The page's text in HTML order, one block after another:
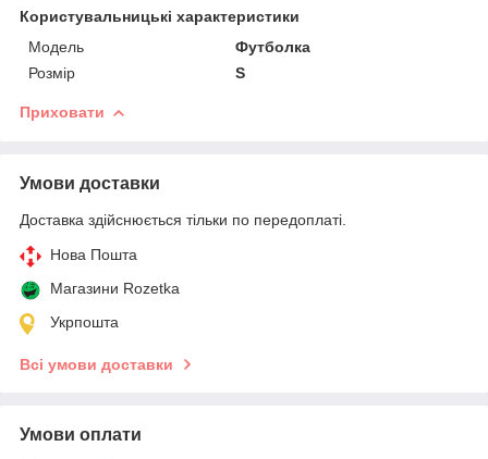
Користувальницькі характеристики
Модель
Футболка
Розмір
S
Приховати
Умови доставки
Доставка здійснюється тільки по передоплаті.
Нова Пошта
Магазини Rozetka
Укрпошта
Всі умови доставки
Умови оплати